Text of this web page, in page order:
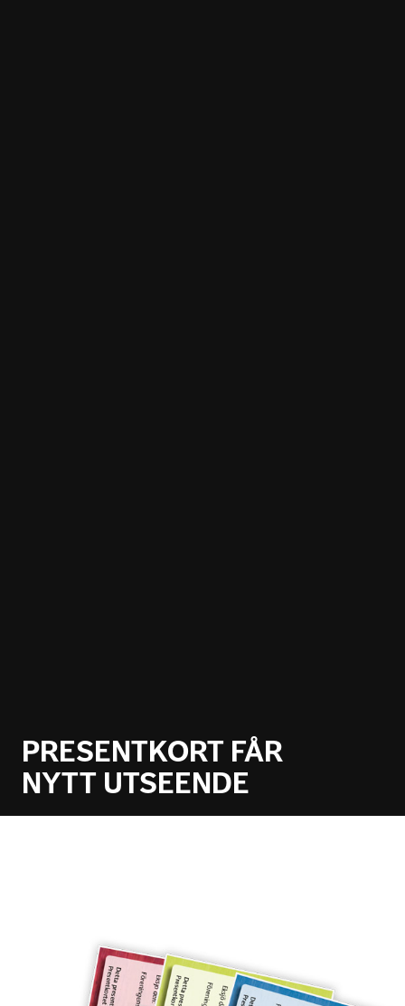
PRESENTKORT FÅR
NYTT UTSEENDE